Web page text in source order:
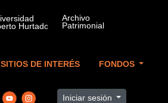
SITIOS DE INTERÉS FONDOS
Iniciar sesión